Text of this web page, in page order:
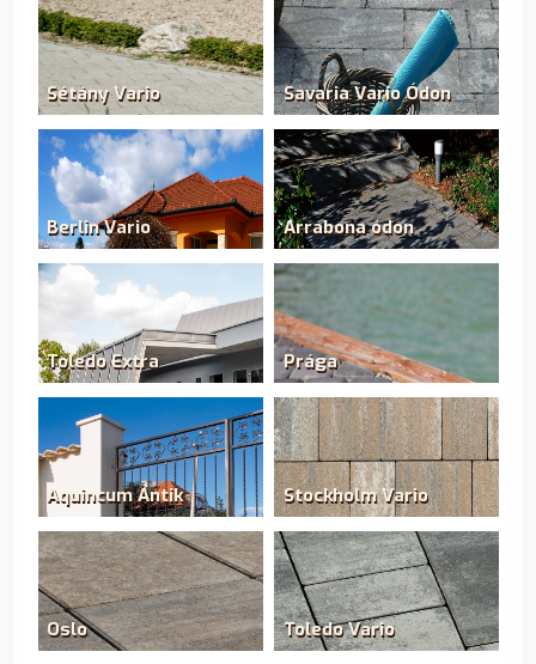
Sétány Vario Savaria Vario Ódon
Berlin Vario Arrabona ódon
Toledo Extra Prága
Aquincum Antik Stockholm Vario
Oslo Toledo Vario